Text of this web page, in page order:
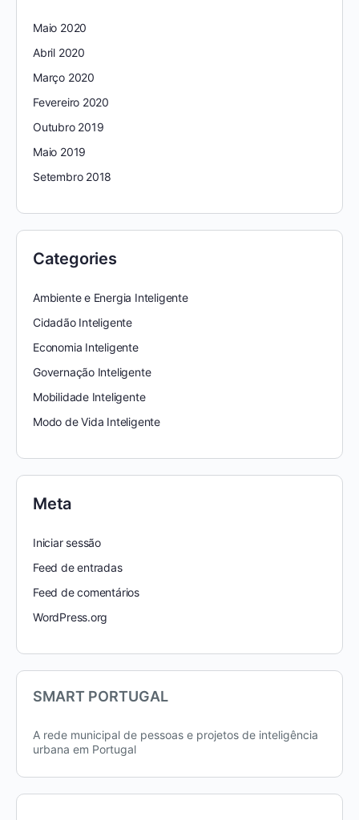
Maio 2020
Abril 2020
Março 2020
Fevereiro 2020
Outubro 2019
Maio 2019
Setembro 2018
Categories
Ambiente e Energia Inteligente
Cidadão Inteligente
Economia Inteligente
Governação Inteligente
Mobilidade Inteligente
Modo de Vida Inteligente
Meta
Iniciar sessão
Feed de entradas
Feed de comentários
WordPress.org
SMART PORTUGAL
A rede municipal de pessoas e projetos de inteligência
urbana em Portugal